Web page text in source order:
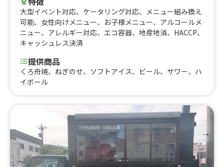
大型イベント対応、 ケータリング対応、
メニュー組み換え
可能、 女性向けメニュー、 お子様メニュー、 アルコールメ
ニュー、 アレルギー対応、 エコ容器、 地産地消、 HACCP、
キャッシュレス決済
提供商品
くろ舟焼、ねぎのせ 、ソフトアイス、ビール、サワー、ハ
イボール